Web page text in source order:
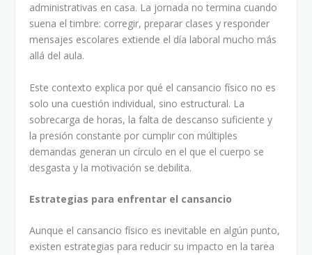
administrativas en casa. La jornada no termina cuando
suena el timbre: corregir, preparar clases y responder
mensajes escolares extiende el día laboral mucho más
allá del aula.
Este contexto explica por qué el cansancio físico no es
solo una cuestión individual, sino estructural. La
sobrecarga de horas, la falta de descanso suficiente y
la presión constante por cumplir con múltiples
demandas generan un círculo en el que el cuerpo se
desgasta y la motivación se debilita.
Estrategias para enfrentar el cansancio
Aunque el cansancio físico es inevitable en algún punto,
existen estrategias para reducir su impacto en la tarea